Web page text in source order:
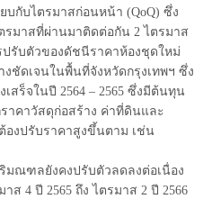
บกับไตรมาสก่อนหน้า (QoQ) ซึ่ง
รมาสที่ผ่านมาติดต่อกัน 2 ไตรมาส
บตัวของดัชนีราคาห้องชุดใหม่
ชัดเจนในพื้นที่จังหวัดกรุงเทพฯ ซึ่ง
สร็จในปี 2564 – 2565 ซึ่งมีต้นทุน
าคาวัสดุก่อสร้าง ค่าที่ดินและ
องปรับราคาสูงขึ้นตาม เช่น
ลยังคงปรับตัวลดลงต่อเนื่อง
ส 4 ปี 2565 ถึง ไตรมาส 2 ปี 2566